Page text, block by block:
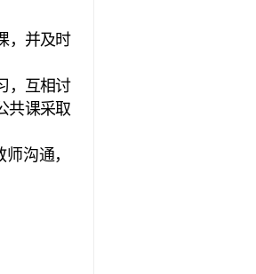
，并及时
，互相讨
共课采取
师沟通，